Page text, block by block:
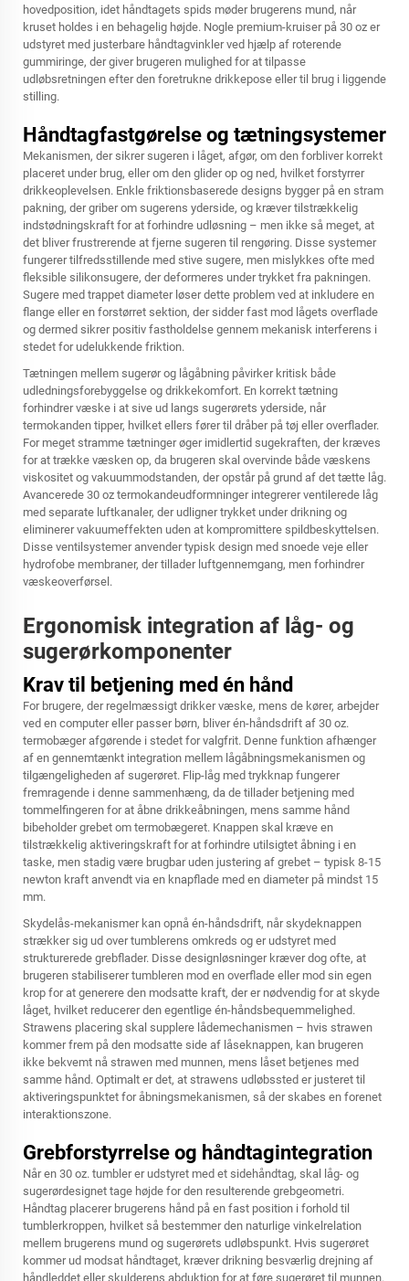
hovedposition, idet håndtagets spids møder brugerens mund, når
kruset holdes i en behagelig højde. Nogle premium-kruiser på 30 oz er
udstyret med justerbare håndtagvinkler ved hjælp af roterende
gummiringe, der giver brugeren mulighed for at tilpasse
udløbsretningen efter den foretrukne drikkepose eller til brug i liggende
stilling.
Håndtagfastgørelse og tætningsystemer
Mekanismen, der sikrer sugeren i låget, afgør, om den forbliver korrekt
placeret under brug, eller om den glider op og ned, hvilket forstyrrer
drikkeoplevelsen. Enkle friktionsbaserede designs bygger på en stram
pakning, der griber om sugerens yderside, og kræver tilstrækkelig
indstødningskraft for at forhindre udløsning – men ikke så meget, at
det bliver frustrerende at fjerne sugeren til rengøring. Disse systemer
fungerer tilfredsstillende med stive sugere, men mislykkes ofte med
fleksible silikonsugere, der deformeres under trykket fra pakningen.
Sugere med trappet diameter løser dette problem ved at inkludere en
flange eller en forstørret sektion, der sidder fast mod lågets overflade
og dermed sikrer positiv fastholdelse gennem mekanisk interferens i
stedet for udelukkende friktion.
Tætningen mellem sugerør og lågåbning påvirker kritisk både
udledningsforebyggelse og drikkekomfort. En korrekt tætning
forhindrer væske i at sive ud langs sugerørets yderside, når
termokanden tipper, hvilket ellers fører til dråber på tøj eller overflader.
For meget stramme tætninger øger imidlertid sugekraften, der kræves
for at trække væsken op, da brugeren skal overvinde både væskens
viskositet og vakuummodstanden, der opstår på grund af det tætte låg.
Avancerede 30 oz termokandeudformninger integrerer ventilerede låg
med separate luftkanaler, der udligner trykket under drikning og
eliminerer vakuumeffekten uden at kompromittere spildbeskyttelsen.
Disse ventilsystemer anvender typisk design med snoede veje eller
hydrofobe membraner, der tillader luftgennemgang, men forhindrer
væskeoverførsel.
Ergonomisk integration af låg- og
sugerørkomponenter
Krav til betjening med én hånd
For brugere, der regelmæssigt drikker væske, mens de kører, arbejder
ved en computer eller passer børn, bliver én-håndsdrift af 30 oz.
termobæger afgørende i stedet for valgfrit. Denne funktion afhænger
af en gennemtænkt integration mellem lågåbningsmekanismen og
tilgængeligheden af sugerøret. Flip-låg med trykknap fungerer
fremragende i denne sammenhæng, da de tillader betjening med
tommelfingeren for at åbne drikkeåbningen, mens samme hånd
bibeholder grebet om termobægeret. Knappen skal kræve en
tilstrækkelig aktiveringskraft for at forhindre utilsigtet åbning i en
taske, men stadig være brugbar uden justering af grebet – typisk 8-15
newton kraft anvendt via en knapflade med en diameter på mindst 15
mm.
Skydelås-mekanismer kan opnå én-håndsdrift, når skydeknappen
strækker sig ud over tumblerens omkreds og er udstyret med
strukturerede grebflader. Disse designløsninger kræver dog ofte, at
brugeren stabiliserer tumbleren mod en overflade eller mod sin egen
krop for at generere den modsatte kraft, der er nødvendig for at skyde
låget, hvilket reducerer den egentlige én-håndsbequemmelighed.
Strawens placering skal supplere lådemechanismen – hvis strawen
kommer frem på den modsatte side af låseknappen, kan brugeren
ikke bekvemt nå strawen med munnen, mens låset betjenes med
samme hånd. Optimalt er det, at strawens udløbssted er justeret til
aktiveringspunktet for åbningsmekanismen, så der skabes en forenet
interaktionszone.
Grebforstyrrelse og håndtagintegration
Når en 30 oz. tumbler er udstyret med et sidehåndtag, skal låg- og
sugerørdesignet tage højde for den resulterende grebgeometri.
Håndtag placerer brugerens hånd på en fast position i forhold til
tumblerkroppen, hvilket så bestemmer den naturlige vinkelrelation
mellem brugerens mund og sugerørets udløbspunkt. Hvis sugerøret
kommer ud modsat håndtaget, kræver drikning besværlig drejning af
håndleddet eller skulderens abduktion for at føre sugerøret til munnen.